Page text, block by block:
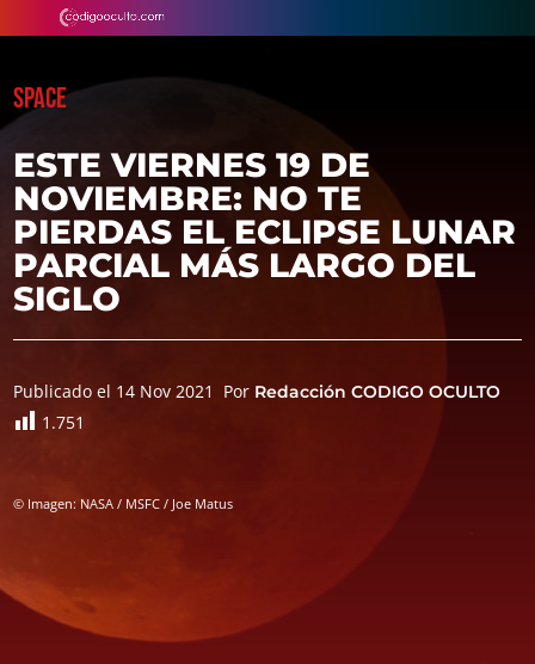
SPACE
ESTE VIERNES 19 DE
NOVIEMBRE: NO TE
PIERDAS EL ECLIPSE LUNAR
PARCIAL MÁS LARGO DEL
SIGLO
Publicado el 14 Nov 2021 Por Redacción CODIGO OCULTO
1.751
© Imagen: NASA / MSFC / Joe Matus